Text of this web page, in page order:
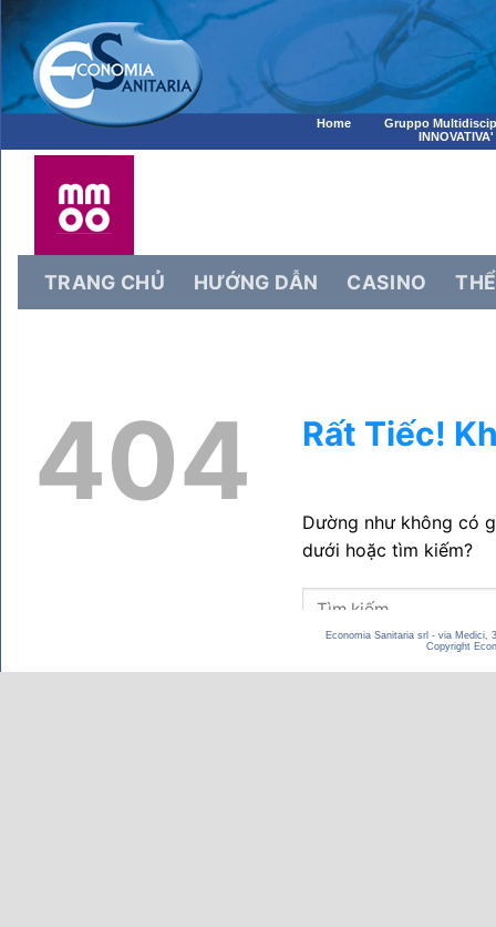
Home
Gruppo
INNOVATIVA'
Economia Sanitaria srl - via Medici,
Copyright